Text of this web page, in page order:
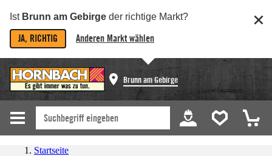
Ist Brunn am Gebirge der richtige Markt?
JA, RICHTIG Anderen Markt wählen
Brunn am Gebirge
Startseite